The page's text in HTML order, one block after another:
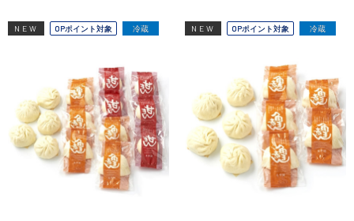
NEW OPポイント対象 冷蔵 NEW OPポイント対象 冷蔵